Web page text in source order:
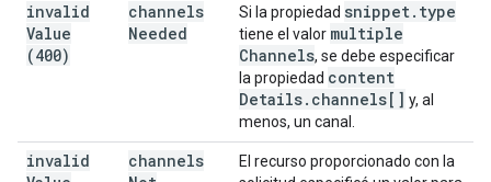
invalid
Value
(400)
channels
Needed
Si la propiedad snippet. type
tiene el valor multiple
Channels, se debe especificar
la propiedad content
Details. channels[] y, al
menos, un canal.
invalid
channels
El recurso proporcionado con la